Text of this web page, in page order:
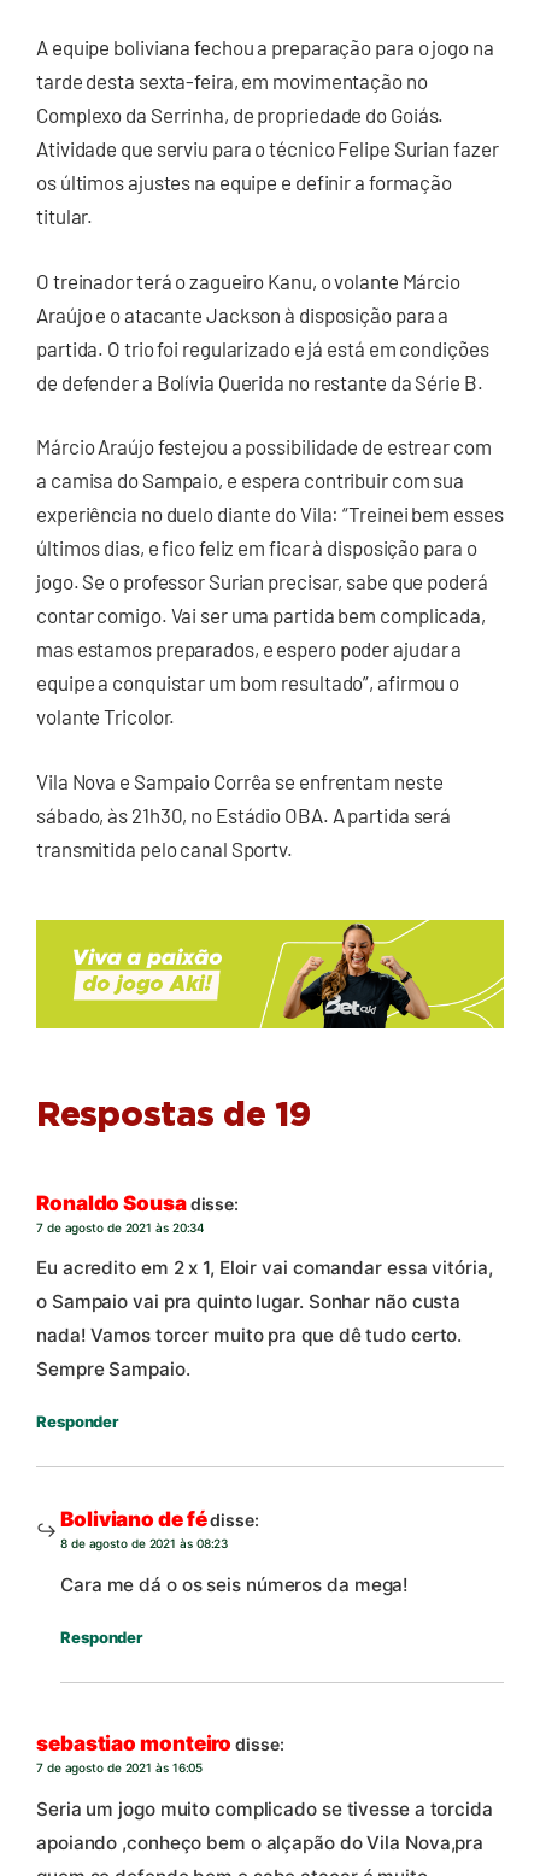
A equipe boliviana fechou a preparação para o jogo na
tarde desta sexta-feira, em movimentação no
Complexo da Serrinha, de propriedade do Goiás.
Atividade que serviu para o técnico Felipe Surian fazer
os últimos ajustes na equipe e definir a formação
titular.
O treinador terá o zagueiro Kanu, o volante Márcio
Araújo e o atacante Jackson à disposição para a
partida. O trio foi regularizado e já está em condições
de defender a Bolívia Querida no restante da Série B.
Márcio Araújo festejou a possibilidade de estrear com
a camisa do Sampaio, e espera contribuir com sua
experiência no duelo diante do Vila: “Treinei bem esses
últimos dias, e fico feliz em ficar à disposição para o
jogo. Se o professor Surian precisar, sabe que poderá
contar comigo. Vai ser uma partida bem complicada,
mas estamos preparados, e espero poder ajudar a
equipe a conquistar um bom resultado”, afirmou o
volante Tricolor.
Vila Nova e Sampaio Corrêa se enfrentam neste
sábado, às 21h30, no Estádio OBA. A partida será
transmitida pelo canal Sportv.
Respostas de 19
Ronaldo Sousadisse:
7 de agosto de 2021 às 20:34
Eu acredito em 2 x 1, Eloir vai comandar essa vitória,
o Sampaio vai pra quinto lugar. Sonhar não custa
nada! Vamos torcer muito pra que dê tudo certo.
Sempre Sampaio.
Responder
Boliviano de fédisse:
8 de agosto de 2021 às 08:23
Cara me dá o os seis números da mega!
Responder
sebastiao monteiro disse:
7 de agosto de 2021 às 16:05
Seria um jogo muito complicado se tivesse a torcida
apoiando ,conheço bem o alçapão do Vila Nova,pra